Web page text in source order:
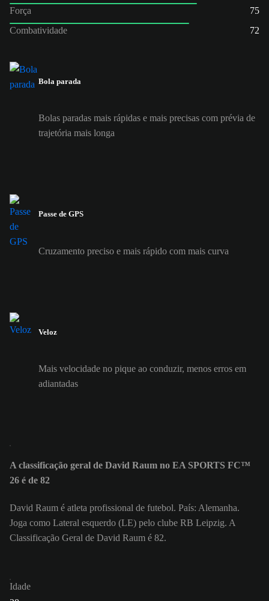
Força
75
Combatividade
72
Bola parada
Bolas paradas mais rápidas e mais precisas com prévia de
trajetória mais longa
Passe de GPS
Cruzamento preciso e mais rápido com mais curva
Veloz
Mais velocidade no pique ao conduzir, menos erros em
adiantadas
A classificação geral de David Raum no EA SPORTS FC™
26 é de 82
David Raum é atleta profissional de futebol. País: Alemanha.
Joga como Lateral esquerdo (LE) pelo clube RB Leipzig. A
Classificação Geral de David Raum é 82.
Idade